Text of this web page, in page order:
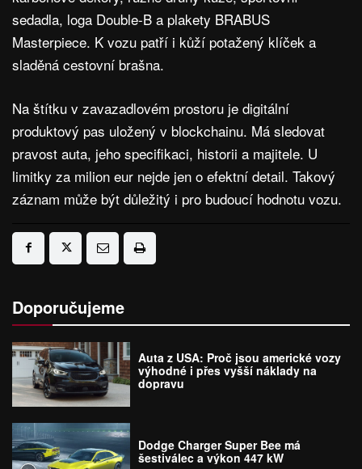
sedadla, loga Double-B a plakety BRABUS
Masterpiece. K vozu patří i kůží potažený klíček a
sladěná cestovní brašna.
Na štítku v zavazadlovém prostoru je digitální
produktový pas uložený v blockchainu. Má sledovat
pravost auta, jeho specifikaci, historii a majitele. U
limitky za milion eur nejde jen o efektní detail. Takový
záznam může být důležitý i pro budoucí hodnotu vozu.
Doporučujeme
Auta z USA: Proč jsou americké vozy
výhodné i přes vyšší náklady na
dopravu
Dodge Charger Super Bee má
šestiválec a výkon 447 kW